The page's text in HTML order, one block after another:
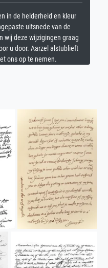
in de helderheid en kleur
uitsnede van de
wij deze wijzigingen graag
u door. Aarzel alstublieft
ons op te nemen.